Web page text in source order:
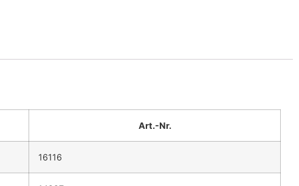
Art.-Nr.
16116